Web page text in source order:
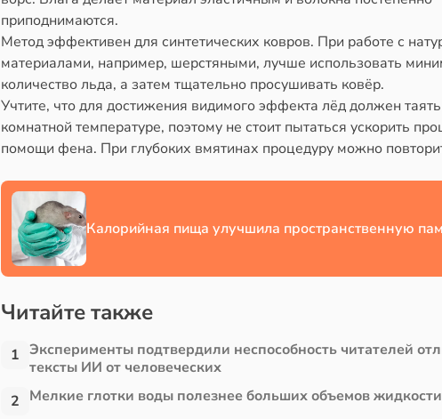
приподнимаются.
Метод эффективен для синтетических ковров. При работе с
материалами, например, шерстяными, лучше использовать
количество льда, а затем тщательно просушивать ковёр.
Учтите, что для достижения видимого эффекта лёд должен
комнатной температуре, поэтому не стоит пытаться ускорить
помощи фена. При глубоких вмятинах процедуру можно
Калорийная пища улучшила пространственную
Читайте также
1 Эксперименты подтвердили неспособность читателей
тексты ИИ от человеческих
2 Мелкие глотки воды полезнее больших объемов жидкости